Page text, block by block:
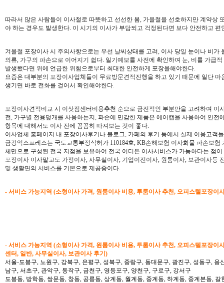
따라서 많은 사람들이 이사철로 따뜻하고 선선한 봄, 가을철을 선호하지만 계약상
야 하는 경우도 발생한다. 이 시기의 이사가 부담되고 걱정된다면 보다 안전하고
겨울철 포장이사 시 주의사항으로는 우선 날씨상태를 고려, 이사 당일 눈이나 비가
의류, 가구의 파손으로 이어지기 쉽다. 일기예보를 사전에 확인하여 눈, 비를 가급
발생했다면 위에 언급한 위험으로부터 최대한 안전하게 포장을해야한다.
요즘은 대부분의 포장이사업체들이 무료방문견적진행을 하고 있기 때문에 일단 마
생기면 바로 전화를 걸어서 확인해야한다.
포장이사견적비교 시 이삿짐센터비용추천 순으로 금전적인 부분만을 고려하여 이
전, 가구별 전용덮개를 사용하는지, 파손에 민감한 제품은 에어캡을 사용하여 안전
항목에 대해서도 이사 전에 꼼꼼히 따져보는 것이 좋다.
이사업체 홈페이지 내 포장이사후기나 블로그, 카페의 후기 등에서 실제 이용고객
금강익스프레스는 국토교통부정식허가 110184호, KB손해보험 이사화물 파손보
체만으로 구성된 전국 지점을 보유하여 전국 어디든 이사서비스가 가능하다는 점이
포장이사 이사말고도 가정이사, 사무실이사, 기업이전이사, 원룸이사, 보관이사등
및 생활편의 서비스를 기본으로 제공중이다.
- 서비스 가능지역 (소형이사 가격, 원룸이사 비용, 투룸이사 추천, 오피스텔포장이
- 서비스 가능지역 (소형이사 가격, 원룸이사 비용, 투룸이사 추천, 오피스텔포장이
센터, 일반, 사무실이사, 보관이사 후기)
서울-도봉구, 노원구, 강북구, 은평구, 성북구, 중랑구, 동대문구, 광진구, 성동구,
남구, 서초구, 관악구, 동작구, 금천구, 영등포구, 양천구, 구로구, 강서구
도봉동, 방학동, 쌍문동, 창동, 공릉동, 상계동, 월계동, 중계동, 하계동, 중계본동,